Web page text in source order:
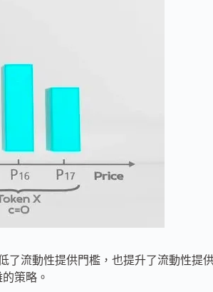
了流動性提供門檻，也提升了流動性提
策略。